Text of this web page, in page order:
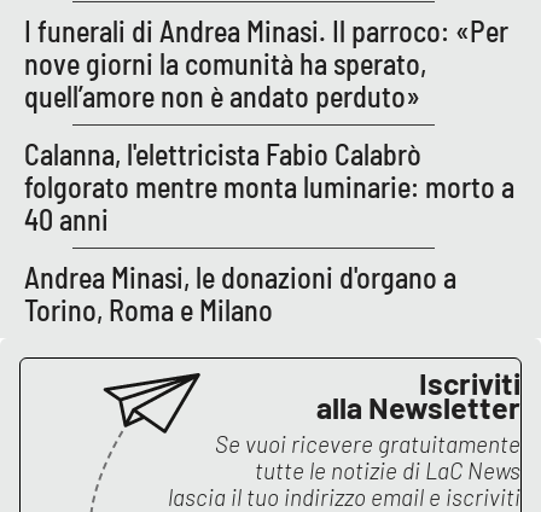
Parchi Marini Calabria
Leggendo Alvaro insieme
Imprese Di Calabria
Le perfidie di Antonella Grippo
Venti di comunicazione
STREAMING
LaC Network
I funerali di Andrea Minasi. Il parroco: «Per
nove giorni la comunità ha sperato,
quell’amore non è andato perduto»
Calanna, l'elettricista Fabio Calabrò
folgorato mentre monta luminarie: morto a
40 anni
Andrea Minasi, le donazioni d'organo a
Torino, Roma e Milano
Iscriviti
alla Newsletter
Se vuoi ricevere gratuitamente
tutte le notizie di LaC News
lascia il tuo indirizzo email e iscriviti